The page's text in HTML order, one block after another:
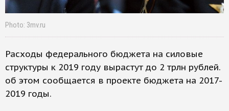
Photo: 3mv.ru
Расходы федерального бюджета на силовые
структуры к 2019 году вырастут до 2 трлн рублей.
об этом сообщается в проекте бюджета на 2017-
2019 годы.